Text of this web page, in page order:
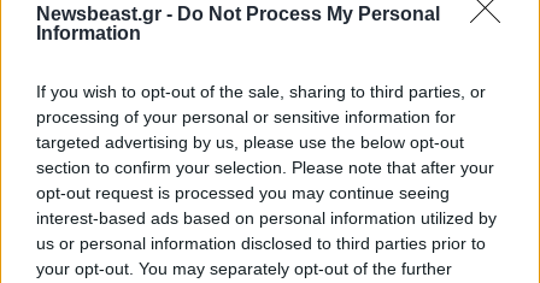
Newsbeast.gr - Do Not Process My Personal
Information
If you wish to opt-out of the sale, sharing to third parties, or
processing of your personal or sensitive information for
targeted advertising by us, please use the below opt-out
section to confirm your selection. Please note that after your
opt-out request is processed you may continue seeing
interest-based ads based on personal information utilized by
us or personal information disclosed to third parties prior to
your opt-out. You may separately opt-out of the further